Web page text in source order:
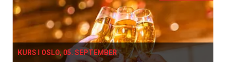
KURS I OSLO, 05. SEPTEMBER